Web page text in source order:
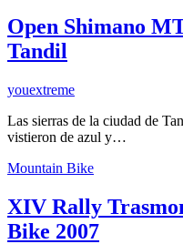
Open Shimano
Tandil
youextreme
Las sierras de la ciudad de
vistieron de azul y…
Mountain Bike
XIV Rally
Bike 2007